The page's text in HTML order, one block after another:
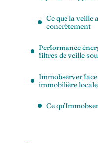
Ce que la veille
concrètement
Performance
filtres de veille
Immobserver
immobilière locale
Ce